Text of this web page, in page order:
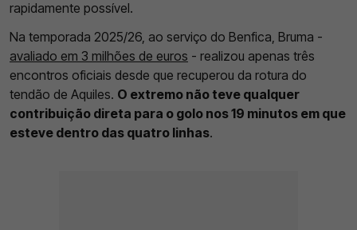
rapidamente possível.
Na temporada 2025/26, ao serviço do Benfica, Bruma -
avaliado em 3 milhões de euros - realizou apenas três
encontros oficiais desde que recuperou da rotura do
tendão de Aquiles. O extremo não teve qualquer
contribuição direta para o golo nos 19 minutos em que
esteve dentro das quatro linhas.